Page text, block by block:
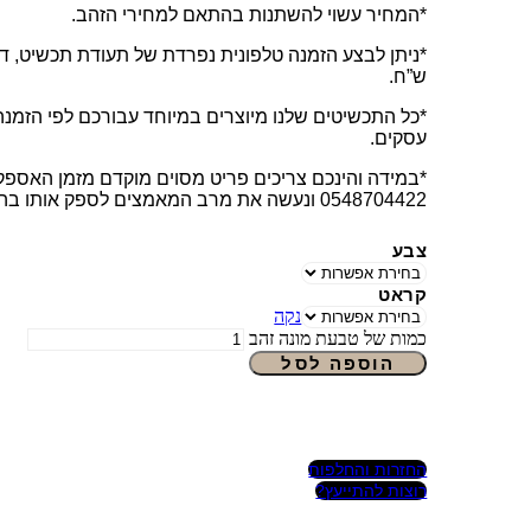
*המחיר עשוי להשתנות בהתאם למחירי הזהב.
ש”ח.
עסקים.
*במידה והינכם צריכים פריט מסוים מוקדם מזמן
0548704422 ונעשה את מרב המאמצים לספק אותו בהקדם.
צבע
קראט
נקה
כמות של טבעת מונה זהב
הוספה לסל
החזרות והחלפות
רוצות להתייעץ?